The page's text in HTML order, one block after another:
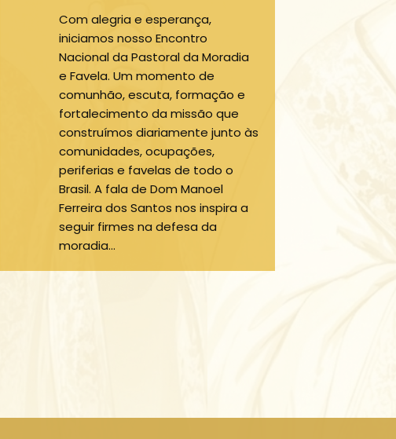
Com alegria e esperança,
iniciamos nosso Encontro
Nacional da Pastoral da Moradia
e Favela. Um momento de
comunhão, escuta, formação e
fortalecimento da missão que
construímos diariamente junto às
comunidades, ocupações,
periferias e favelas de todo o
Brasil. A fala de Dom Manoel
Ferreira dos Santos nos inspira a
seguir firmes na defesa da
moradia…